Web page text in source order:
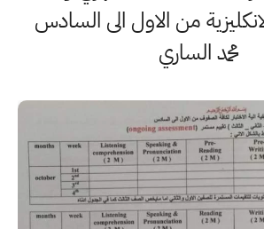
من الاول الى السادس
محمد الساري